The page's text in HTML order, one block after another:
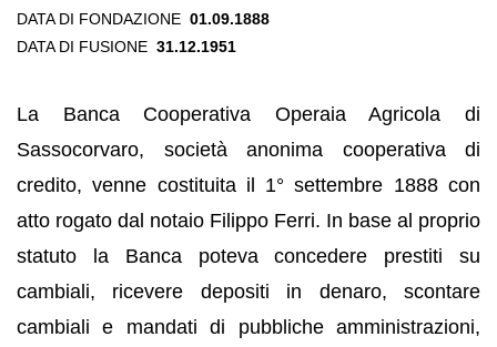
DATA DI FONDAZIONE 01.09.1888
DATA DI FUSIONE 31.12.1951
La Banca Cooperativa Operaia Agricola di
Sassocorvaro, società anonima cooperativa di
credito, venne costituita il 1° settembre 1888 con
atto rogato dal notaio Filippo Ferri. In base al proprio
statuto la Banca poteva concedere prestiti su
cambiali, ricevere depositi in denaro, scontare
cambiali e mandati di pubbliche amministrazioni,